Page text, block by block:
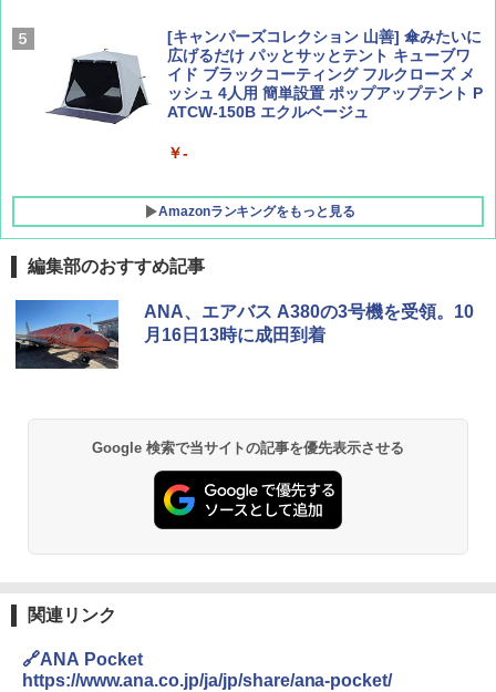
[キャンパーズコレクション 山善] 傘みたいに
広げるだけ パッとサッとテント キューブワ
イド ブラックコーティング フルクローズ メ
ッシュ 4人用 簡単設置 ポップアップテント P
ATCW-150B エクルベージュ
￥-
Amazonランキングをもっと見る
DEWEL パラソル 大型 ビーチ アウトドアパ
ラソル ガーデン サイトシート付 折りたたみ
防水 UVカット 4段階高さ調整 軽量 収納袋付
【日本企業販売】超強力クマ対策スプレー 30
0ml（連続噴射30秒）110ml（連続噴射15
秒）射程5～10m 安全ロック搭載 携帯収納袋
関の購入実績 登山・キャンプ・アウトドア・
編集部のおすすめ記事
ANA、エアバス A380の3号機を受領。10
月16日13時に成田到着
Google 検索で当サイトの記事を優先表示させる
関連リンク
🔗ANA Pocket
https://www.ana.co.jp/ja/jp/share/ana-pocket/